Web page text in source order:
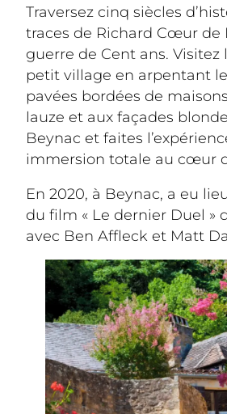
Traversez cinq siècles
traces de Richard Cœur de
guerre de Cent ans.
petit village en arpentant
pavées bordées de
lauze et aux façades
Beynac et faites
immersion totale au cœur
En 2020, à Beynac, a eu
du film « Le dernier Duel »
avec Ben Affleck et Matt